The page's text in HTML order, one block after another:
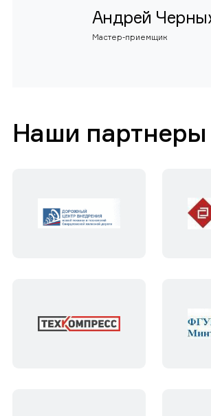
Андрей
Мастер-приемщик
Наши партнеры